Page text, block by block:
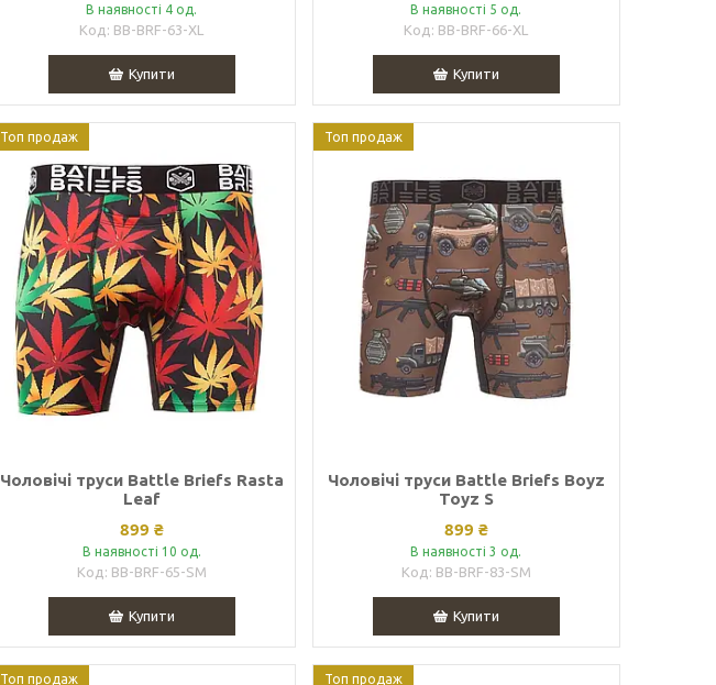
В наявності 4 од.
BB-BRF-63-XL
Купити
В наявності 5 од.
BB-BRF-66-XL
Купити
Топ продаж
Чоловічі труси Battle Briefs Rasta
Leaf
899 ₴
В наявності 10 од.
BB-BRF-65-SM
Купити
Топ продаж
Чоловічі труси Battle Briefs Boyz
Toyz S
899 ₴
В наявності 3 од.
BB-BRF-83-SM
Купити
Топ продаж Топ продаж